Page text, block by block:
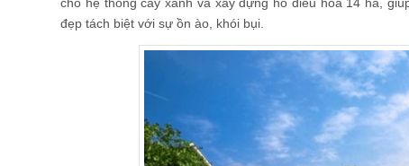
đẹp tách biệt với sự ồn ào, khói bụi.